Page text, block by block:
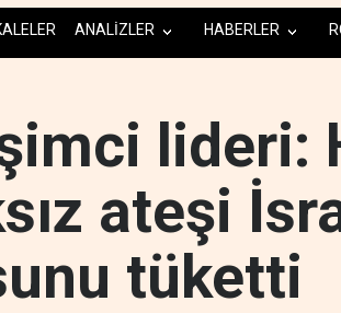
ANALİZLER HABERLER
lideri:
ateşi
tüketti